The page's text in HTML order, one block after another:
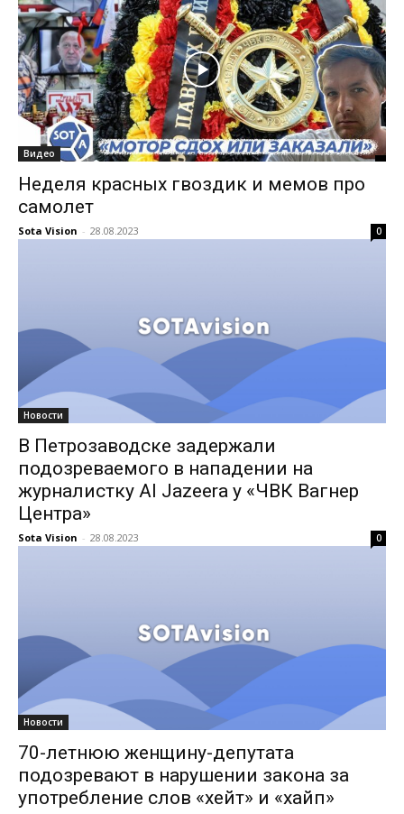
Видео
Неделя красных гвоздик и мемов про
самолет
Sota Vision - 28.08.2023 0
Новости
В Петрозаводске задержали
подозреваемого в нападении на
журналистку Al Jazeera у «ЧВК Вагнер
Центра»
Sota Vision - 28.08.2023 0
Новости
70-летнюю женщину-депутата
подозревают в нарушении закона за
употребление слов «хейт» и «хайп»